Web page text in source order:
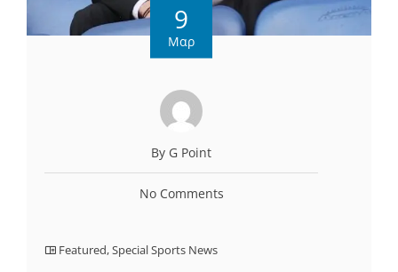
9
Μαρ
By G Point
No Comments
Featured,Special Sports News